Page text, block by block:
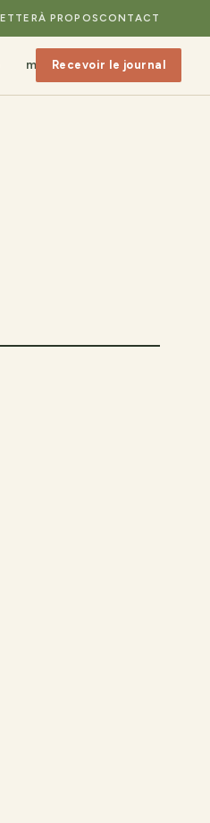
À PROPOSCONTACT
mobilier de jardin
Recevoir le journal